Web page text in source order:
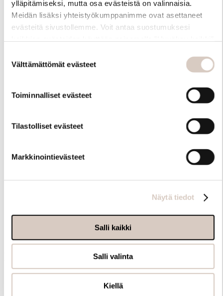
ylläpitämiseksi, mutta osa evästeistä on valinnaisia.
Meidän lisäksi yhteistyökumppanimme ovat asettaneet
evästeitä sivustollemme. Voit antaa suostumuksesi
myöhemmin ”Evästeasetukset” -linkin kautta.
valinta
Välttämättömät evästeet
Toiminnalliset evästeet
Tilastolliset evästeet
Markkinointievästeet
Näytä tiedot
Salli kaikki
Salli valinta
Kiellä
Hoito-ohjeet
Samankaltaisia tuotteita
Muut ostivat myös